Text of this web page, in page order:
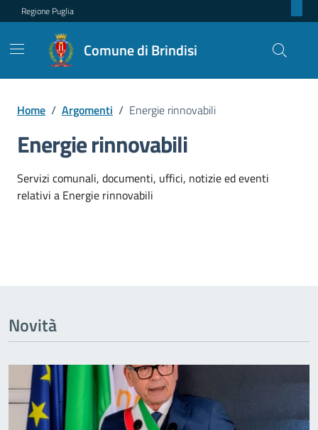
Regione Puglia
Comune di Brindisi
Home / Argomenti / Energie rinnovabili
Energie rinnovabili
Dettagli dell'argomento
Servizi comunali, documenti, uffici, notizie ed eventi
relativi a Energie rinnovabili
Novità